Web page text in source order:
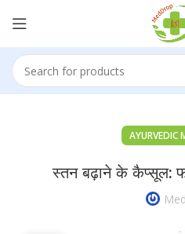
AYURVEDIC
स्तन बढ़ाने के कैप्सूल: